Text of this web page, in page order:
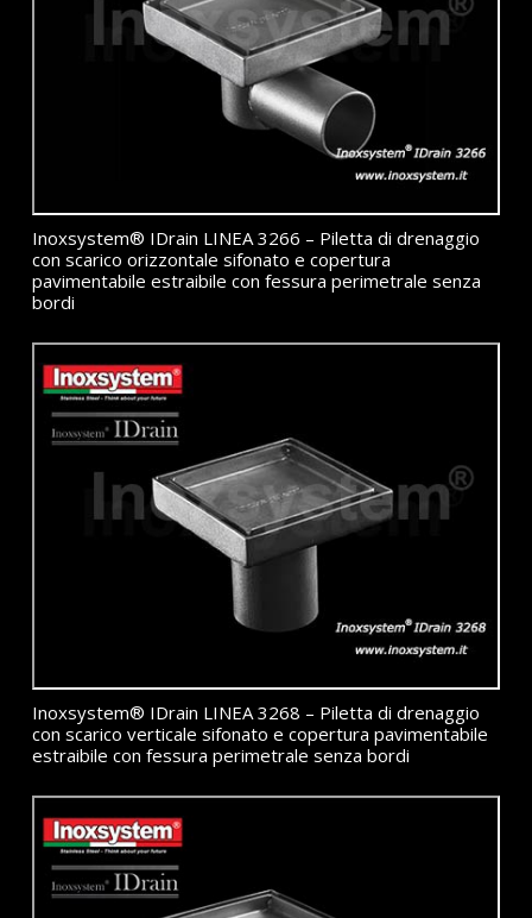
Inoxsystem® IDrain LINEA 3266 – Piletta di drenaggio
con scarico orizzontale sifonato e copertura
pavimentabile estraibile con fessura perimetrale senza
bordi
Inoxsystem® IDrain LINEA 3268 – Piletta di drenaggio
con scarico verticale sifonato e copertura pavimentabile
estraibile con fessura perimetrale senza bordi